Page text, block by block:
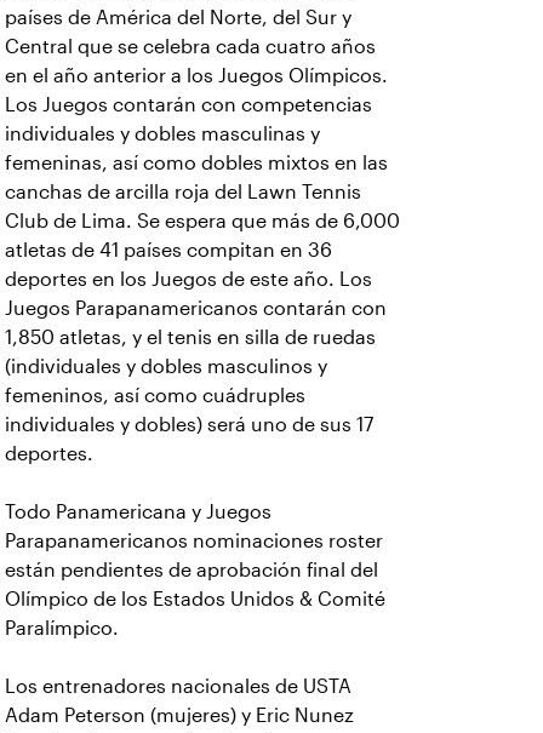
países de América del Norte, del Sur y
Central que se celebra cada cuatro años
en el año anterior a los Juegos Olímpicos.
Los Juegos contarán con competencias
individuales y dobles masculinas y
femeninas, así como dobles mixtos en las
canchas de arcilla roja del Lawn Tennis
Club de Lima. Se espera que más de 6,000
atletas de 41 países compitan en 36
deportes en los Juegos de este año. Los
Juegos Parapanamericanos contarán con
1,850 atletas, y el tenis en silla de ruedas
(individuales y dobles masculinos y
femeninos, así como cuádruples
individuales y dobles) será uno de sus 17
deportes.
Todo Panamericana y Juegos
Parapanamericanos nominaciones roster
están pendientes de aprobación final del
Olímpico de los Estados Unidos & Comité
Paralímpico.
Los entrenadores nacionales de USTA
Adam Peterson (mujeres) y Eric Nunez